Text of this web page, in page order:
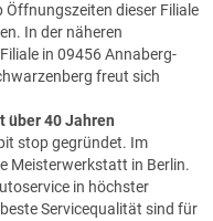
Öffnungszeiten dieser Filiale
In der näheren
in 09456 Annaberg-
freut sich
über 40 Jahren
stop gegründet. Im
Meisterwerkstatt in Berlin.
in höchster
Servicequalität sind für